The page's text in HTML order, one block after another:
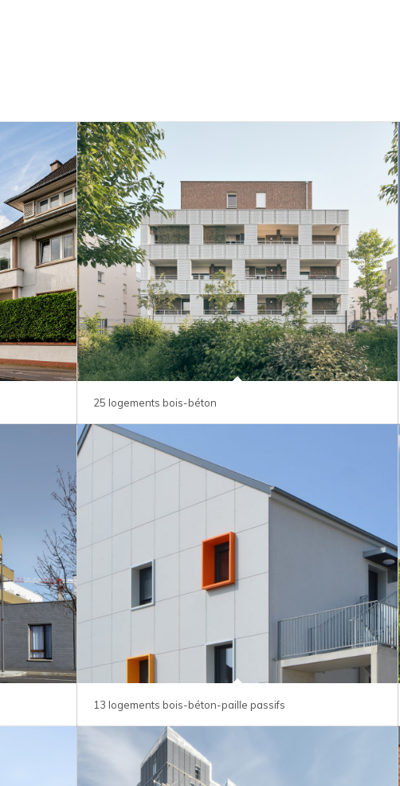
25 logements bois-béton
13 logements bois-béton-paille passifs